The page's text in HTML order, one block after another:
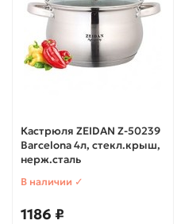
Кастрюля ZEIDAN Z-50239
Barcelona 4л, стекл.крыш,
нерж.сталь
В наличии ✓
1186 ₽